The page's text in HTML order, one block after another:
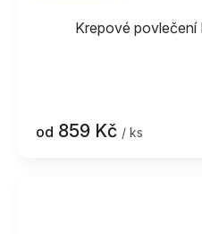
Krepové povlečení
od 859 Kč / ks